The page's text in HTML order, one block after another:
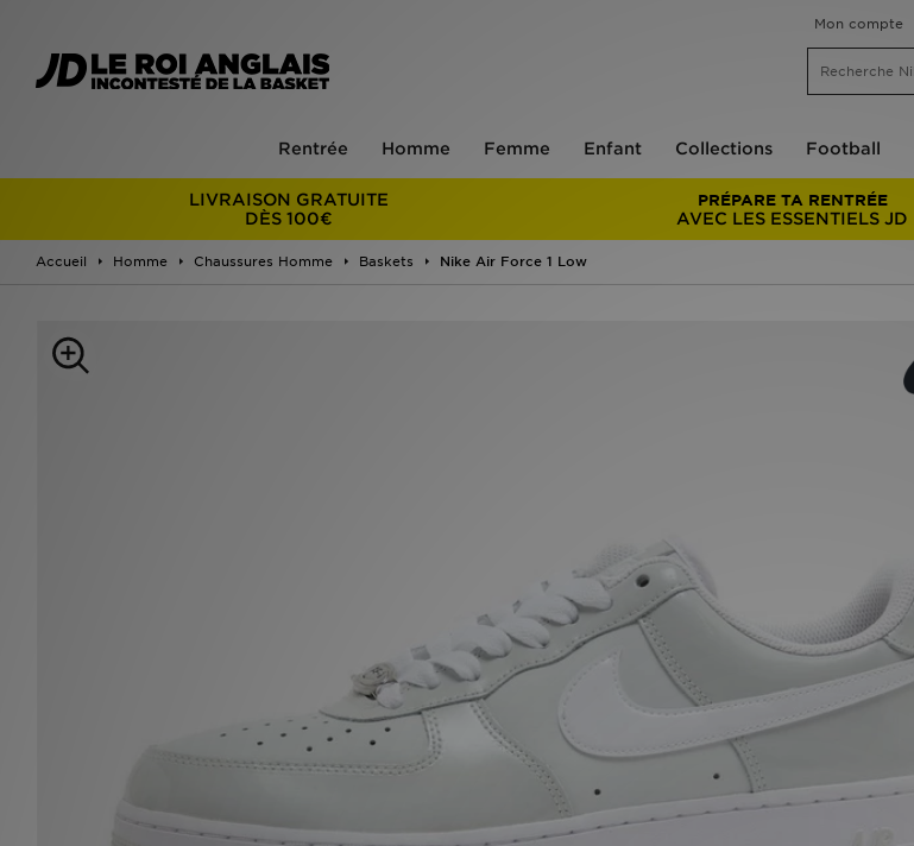
Mon compte
Rentrée Homme Femme Enfant Collections Football
LIVRAISON GRATUITE
DÈS 100€
PRÉPARE TA RENTRÉE
AVEC LES ESSENTIELS JD
Accueil Homme Chaussures Homme Baskets Nike Air Force 1 Low